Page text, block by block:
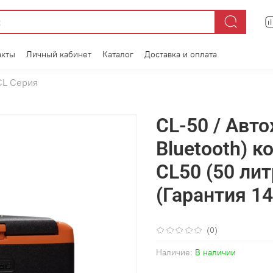
Личный кабинет Каталог Доставка и оплата
Серия
(0)
Наличие: В наличии
CL-50 /
Bluetooth)
CL50 (50
(Гарантия